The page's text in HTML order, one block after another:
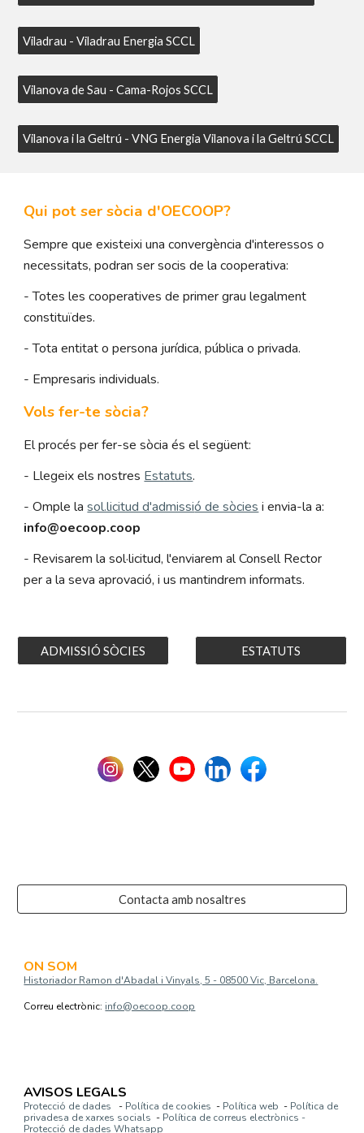
Viladrau - Viladrau Energia SCCL
Vilanova de Sau - Cama-Rojos SCCL
Vilanova i la Geltrú - VNG Energia Vilanova i la Geltrú SCCL
Qui pot ser sòcia d'OECOOP?
Sempre que existeixi una convergència d'interessos o
necessitats, podran ser socis de la cooperativa:
- Totes les cooperatives de primer grau legalment
constituïdes.
- Tota entitat o persona jurídica, pública o privada.
- Empresaris individuals.
Vols fer-te sòcia?
El procés per fer-se sòcia és el següent:
- Llegeix els nostres Estatuts.
- Omple lasol.licitud d'admissió de sòcies i envia-la a:
info@oecoop.coop
- Revisarem la sol·licitud, l'enviarem al Consell Rector
per a la seva aprovació, i us mantindrem informats.
ADMISSIÓ SÒCIES ESTATUTS
Contacta amb nosaltres
ON SOM
Historiador Ramon d'Abadal i Vinyals, 5 - 08500 Vic, Barcelona.
Correu electrònic: info@oecoop.coop
AVISOS LEGALS
Protecció de dades - Política de cookies - Política web - Política de
privadesa de xarxes socials - Política de correus electrònics -
Protecció de dades Whatsapp